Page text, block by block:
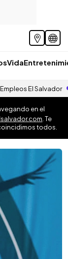
Vida
Empleos El Salvador
en el
. Te
todos.